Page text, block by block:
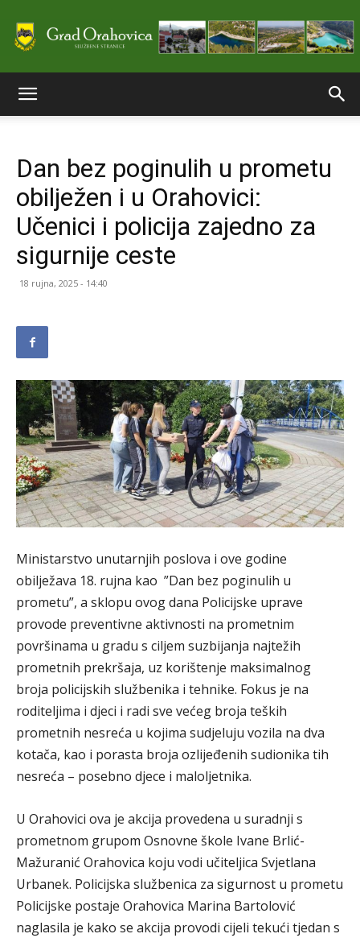
stranice
Grada
Dan bez poginulih u prometu
obilježen i u Orahovici:
Učenici i policija zajedno za
sigurnije ceste
18 rujna, 2025 - 14:40
Ministarstvo unutarnjih poslova i ove godine
obilježava 18. rujna kao ”Dan bez poginulih u
prometu”, a sklopu ovog dana Policijske uprave
provode preventivne aktivnosti na prometnim
površinama u gradu s ciljem suzbijanja najtežih
prometnih prekršaja, uz korištenje maksimalnog
broja policijskih službenika i tehnike. Fokus je na
roditeljima i djeci i radi sve većeg broja teških
prometnih nesreća u kojima sudjeluju vozila na dva
kotača, kao i porasta broja ozlijeđenih sudionika tih
nesreća – posebno djece i maloljetnika.
U Orahovici ova je akcija provedena u suradnji s
prometnom grupom Osnovne škole Ivane Brlić-
Mažuranić Orahovica koju vodi učiteljica Svjetlana
Urbanek. Policijska službenica za sigurnost u prometu
Policijske postaje Orahovica Marina Bartolović
naglasila je kako se akcija provodi cijeli tekući tjedan s